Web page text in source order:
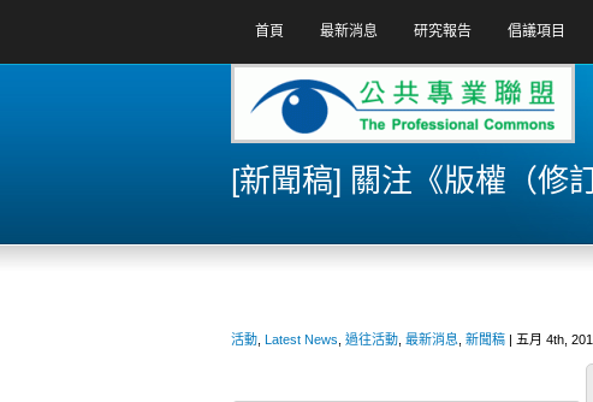
首頁 最新消息 研究報告 倡議項目
[新聞稿] 關注《版權（修
活動 Latest News 過往活動 最新消息 新聞稿 | 五月 4th,